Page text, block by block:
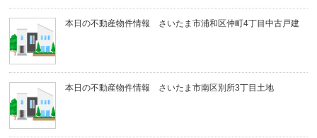
本日の不動産物件情報 さいたま市浦和区仲町4丁目中古戸建
本日の不動産物件情報 さいたま市南区別所3丁目土地